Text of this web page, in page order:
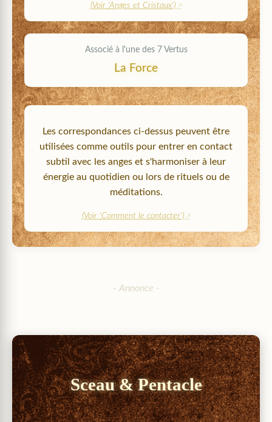
(Voir 'Anges et Cristaux')
Associé à l'une des 7 Vertus
La Force
Les correspondances ci-dessus peuvent être
utilisées comme outils pour entrer en contact
subtil avec les anges et s'harmoniser à leur
énergie au quotidien ou lors de rituels ou de
méditations.
(Voir 'Comment le contacter')
Sceau & Pentacle